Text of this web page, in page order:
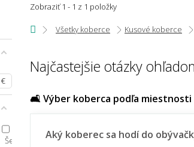
€
Šesťuholník
Zobraziť 1 - 1 z 1 položky
Všetky koberce Kusové koberce
Najčastejšie otázky
🛋️ Výber koberca podľa miestnosti
Aký koberec sa hodí do